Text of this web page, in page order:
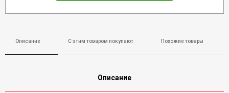
Описание С этим товаром покупают Похожие товары
Описание